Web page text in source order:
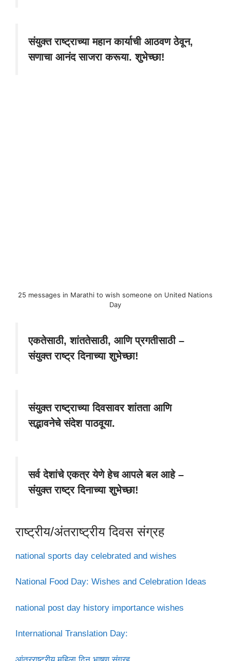
संयुक्त राष्ट्राच्या महान कार्याची आठवण ठेवून,
सणाचा आनंद साजरा करूया. शुभेच्छा!
25 messages in Marathi to wish someone on United Nations
Day
एकतेसाठी, शांततेसाठी, आणि प्रगतीसाठी –
संयुक्त राष्ट्र दिनाच्या शुभेच्छा!
संयुक्त राष्ट्राच्या दिवसावर शांतता आणि
सद्भावनेचे संदेश पाठवूया.
सर्व देशांचे एकत्र येणे हेच आपले बल आहे –
संयुक्त राष्ट्र दिनाच्या शुभेच्छा!
राष्ट्रीय/अंतराष्ट्रीय दिवस संग्रह
national sports day celebrated and wishes
National Food Day: Wishes and Celebration Ideas
national post day history importance wishes
International Translation Day: